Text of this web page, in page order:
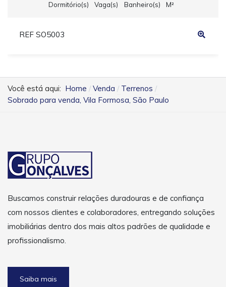
Dormitório(s)
Vaga(s)
Banheiro(s)
M²
REF SO5003
Você está aqui: Home Venda
Terrenos
Sobrado para venda, Vila Formosa, São Paulo
Buscamos construir relações duradouras e de confiança
com nossos clientes e colaboradores, entregando soluções
imobiliárias dentro dos mais altos padrões de qualidade e
profissionalismo.
Saiba mais